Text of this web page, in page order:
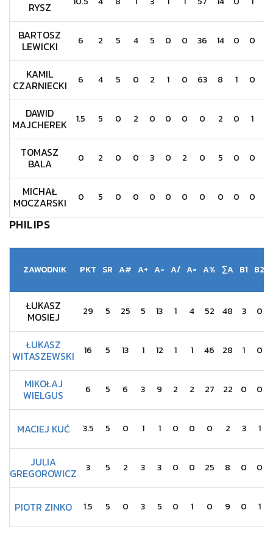
RYSZ
BARTOSZ
LEWICKI 6 2 5 4 5 0 0 36 14 0 0
KAMIL
CZARNIECKI 6 4 5 0 2 1 0 63 8 1 0
DAWID
MAJCHEREK 1.5 5 0 2 0 0 0 0 2 0 1
TOMASZ
BALA 0 2 0 0 3 0 2 0 5 0 0
MICHAŁ
MOCZARSKI 0 5 0 0 0 0 0 0 0 0 0
PHILIPS
ZAWODNIK PKT SR A# A+ A- A/ A= A% ∑A B1 B2
ŁUKASZ
MOSIEJ 29 5 25 5 13 1 4 52 48 3 0
ŁUKASZ
WITASZEWSKI 16 5 13 1 12 1 1 46 28 1 0
MIKOŁAJ
WIELGUS 6 5 6 3 9 2 2 27 22 0 0
MACIEJ KUĆ 3.5 5 0 1 1 0 0 0 2 3 1
JULIA
GREGOROWICZ 3 5 2 3 3 0 0 25 8 0 0
PIOTR ZINKO 1.5 5 0 3 5 0 1 0 9 0 1